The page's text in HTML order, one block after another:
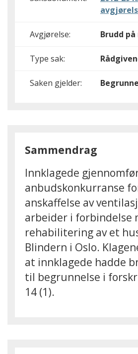
Avgjørelse: Brudd
Type sak:
Saken gjelder:
Sammendrag
Innklagede
anbudskonkurranse
anskaffelse av
arbeider i forbindelse
rehabilitering av et
Blindern i Oslo.
at innklagede hadde
til begrunnelse i
14 (1).